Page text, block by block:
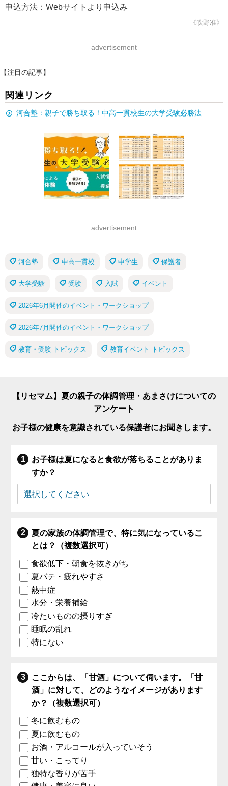
申込方法：Webサイトより申込み
《吹野准》
advertisement
【注目の記事】
関連リンク
河合塾：親子で勝ち取る！中高一貫校生の大学受験必勝法
advertisement
河合塾 中高一貫校 中学生 保護者
大学受験 受験 入試 イベント
2026年6月開催のイベント・ワークショップ
2026年7月開催のイベント・ワークショップ
教育・受験 トピックス 教育イベント トピックス
【リセマム】夏の親子の体調管理・あまさけについての
アンケート
お子様の健康を意識されている保護者にお聞きします。
お子様は夏になると食欲が落ちることがありま
すか？
夏の家族の体調管理で、特に気になっているこ
とは？（複数選択可）
食欲低下・朝食を抜きがち
夏バテ・疲れやすさ
熱中症
水分・栄養補給
冷たいものの摂りすぎ
睡眠の乱れ
特にない
ここからは、「甘酒」について伺います。「甘
酒」に対して、どのようなイメージがあります
か？（複数選択可）
冬に飲むもの
夏に飲むもの
お酒・アルコールが入っていそう
甘い・こってり
独特な香りが苦手